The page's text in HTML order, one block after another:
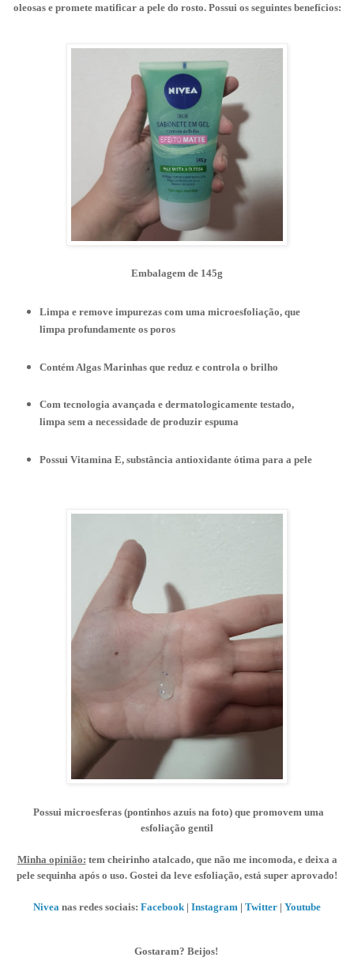
oleosas e promete matificar a pele do rosto. Possui os seguintes benefícios:
Embalagem de 145g
Limpa e remove impurezas com uma microesfoliação, que
limpa profundamente os poros
Contém Algas Marinhas que reduz e controla o brilho
Com tecnologia avançada e dermatologicamente testado,
limpa sem a necessidade de produzir espuma
Possui Vitamina E, substância antioxidante ótima para a pele
Possui microesferas (pontinhos azuis na foto) que promovem uma
esfoliação gentil
Minha opinião: tem cheirinho atalcado, que não me incomoda, e deixa a
pele sequinha após o uso. Gostei da leve esfoliação, está super aprovado!
Nivea nas redes sociais: Facebook | Instagram | Twitter | Youtube
Gostaram? Beijos!